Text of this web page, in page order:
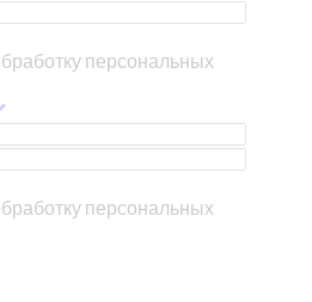
персональных
персональных